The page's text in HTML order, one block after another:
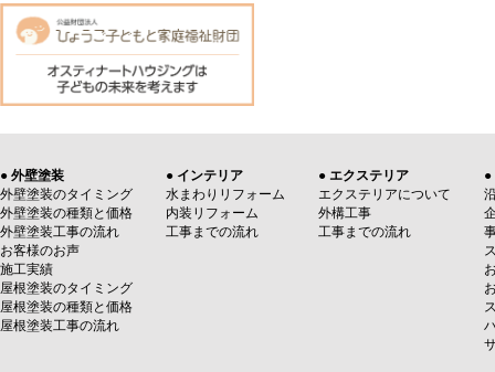
● 外壁塗装
外壁塗装のタイミング
外壁塗装の種類と価格
外壁塗装工事の流れ
お客様のお声
施工実績
屋根塗装のタイミング
屋根塗装の種類と価格
屋根塗装工事の流れ
● インテリア
水まわりリフォーム
内装リフォーム
工事までの流れ
● エクステリア
エクステリアについて
外構工事
工事までの流れ
●